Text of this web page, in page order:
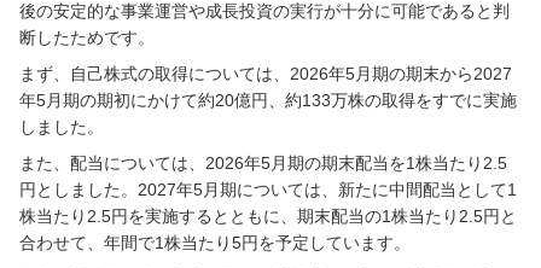
後の安定的な事業運営や成長投資の実行が十分に可能であると判
断したためです。
まず、自己株式の取得については、2026年5月期の期末から2027
年5月期の期初にかけて約20億円、約133万株の取得をすでに実施
しました。
また、配当については、2026年5月期の期末配当を1株当たり2.5
円としました。2027年5月期については、新たに中間配当として1
株当たり2.5円を実施するとともに、期末配当の1株当たり2.5円と
合わせて、年間で1株当たり5円を予定しています。